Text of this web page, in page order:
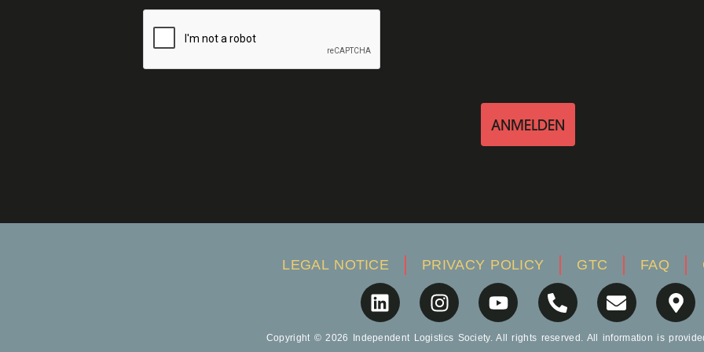
ANMELDEN
LEGAL NOTICE PRIVACY POLICY GTC FAQ
Copyright © 2026 Independent Logistics Society. All rights reserved. All information is